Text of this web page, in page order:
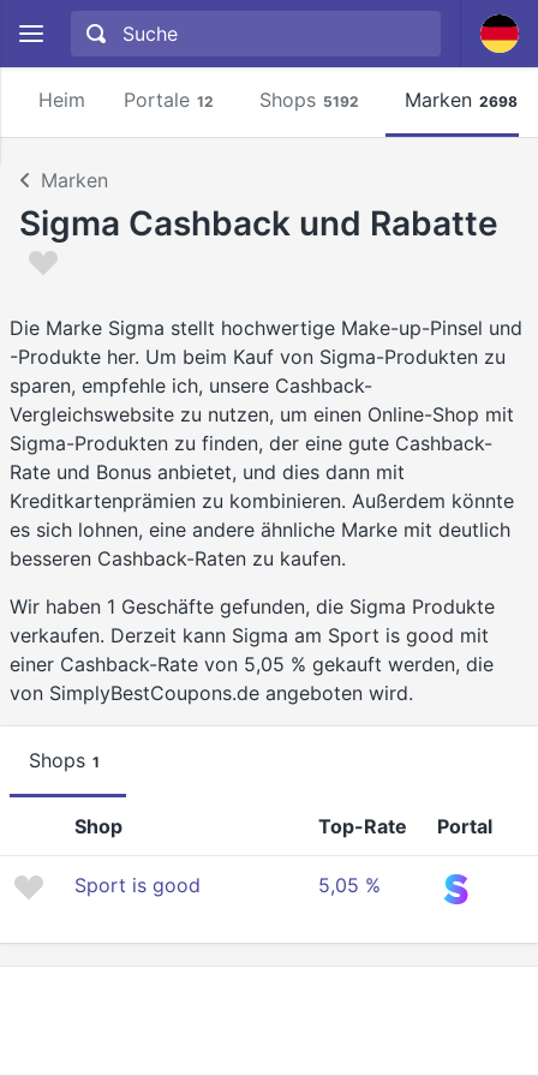
Heim Portale 12 Shops 5192 Marken 2698
Marken
Sigma Cashback und Rabatte
Die Marke Sigma stellt hochwertige Make-up-Pinsel und
-Produkte her. Um beim Kauf von Sigma-Produkten zu
sparen, empfehle ich, unsere Cashback-
Vergleichswebsite zu nutzen, um einen Online-Shop mit
Sigma-Produkten zu finden, der eine gute Cashback-
Rate und Bonus anbietet, und dies dann mit
Kreditkartenprämien zu kombinieren. Außerdem könnte
es sich lohnen, eine andere ähnliche Marke mit deutlich
besseren Cashback-Raten zu kaufen.
Wir haben 1 Geschäfte gefunden, die Sigma Produkte
verkaufen. Derzeit kann Sigma am Sport is good mit
einer Cashback-Rate von 5,05 % gekauft werden, die
von SimplyBestCoupons.de angeboten wird.
Shops 1
Shop Top-Rate Portal
Sport is good 5,05 %